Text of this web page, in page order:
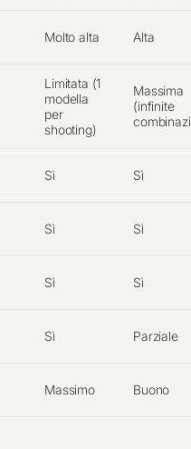
Molto alta Alta
Limitata (1
modella
per
shooting)
Massima
(infinite
Sì Sì
Sì Sì
Sì Sì
Sì Parziale
Massimo Buono